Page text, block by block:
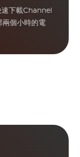
下載Channel
兩個小時的電